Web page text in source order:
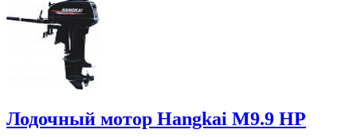
Лодочный мотор Hangkai M9.9 HP